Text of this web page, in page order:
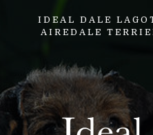
IDEAL DALE
AIREDALE